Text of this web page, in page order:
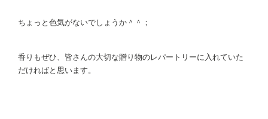
ちょっと色気がないでしょうか＾＾；
香りもぜひ、皆さんの大切な贈り物のレパートリーに入れていた
だければと思います。